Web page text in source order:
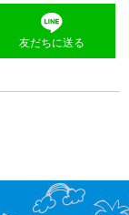
友だちに送る